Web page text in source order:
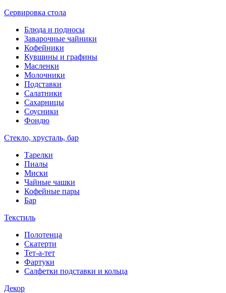
Сервировка стола
Блюда и подносы
Заварочные чайники
Кофейники
Кувшины и графины
Масленки
Молочники
Подставки
Салатники
Сахарницы
Соусники
Фондю
Стекло, хрусталь, бар
Тарелки
Пиалы
Миски
Чайные чашки
Кофейные пары
Бар
Текстиль
Полотенца
Скатерти
Тет-а-тет
Фартуки
Салфетки подставки и кольца
Декор